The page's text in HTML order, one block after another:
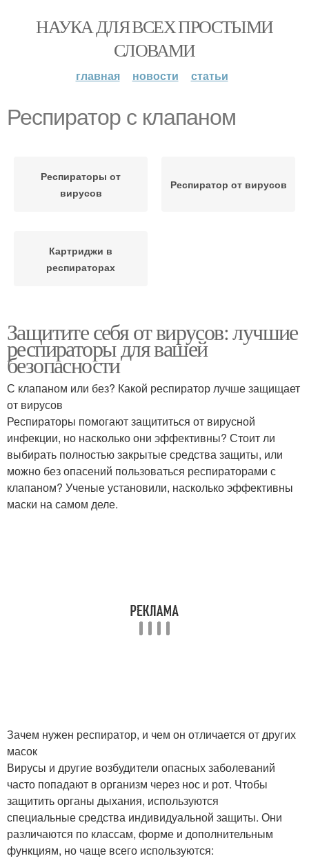
НАУКА ДЛЯ ВСЕХ ПРОСТЫМИ
СЛОВАМИ
главная новости статьи
Респиратор с клапаном
Респираторы от
вирусов
Респиратор от вирусов
Картриджи в
респираторах
Защитите себя от вирусов: лучшие
респираторы для вашей
безопасности
С клапаном или без? Какой респиратор лучше защищает
от вирусов
Респираторы помогают защититься от вирусной
инфекции, но насколько они эффективны? Стоит ли
выбирать полностью закрытые средства защиты, или
можно без опасений пользоваться респираторами с
клапаном? Ученые установили, насколько эффективны
маски на самом деле.
Зачем нужен респиратор, и чем он отличается от других
масок
Вирусы и другие возбудители опасных заболеваний
часто попадают в организм через нос и рот. Чтобы
защитить органы дыхания, используются
специальные средства индивидуальной защиты. Они
различаются по классам, форме и дополнительным
функциям, но чаще всего используются: